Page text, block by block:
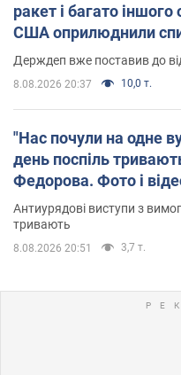
ракет і багато
США оприлюднили
Держдеп вже поставив до
8.08.2026 20:37 10,0 т.
"Нас почули на одне
день поспіль
Федорова. Фото і
Антиурядові виступи з
тривають
8.08.2026 20:51 3,7 т.